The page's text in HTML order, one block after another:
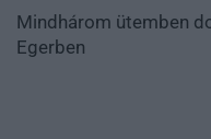
Mindhárom ütemben
Egerben